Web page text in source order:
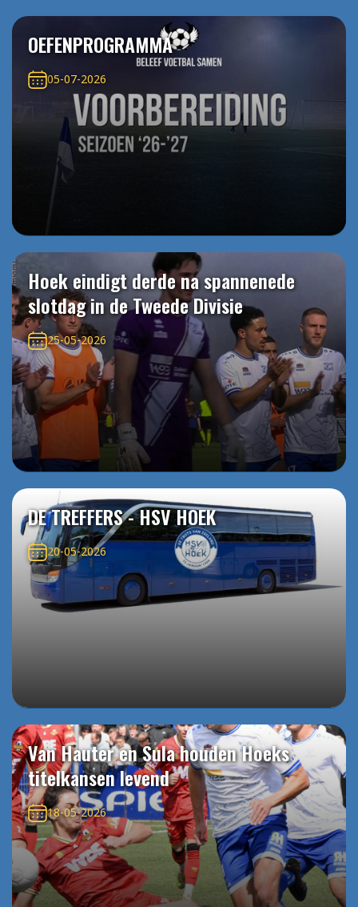
OEFENPROGRAMMA
05-07-2026
Hoek eindigt derde na spannenede
slotdag in de Tweede Divisie
25-05-2026
DE TREFFERS - HSV HOEK
20-05-2026
Van Hauter en Sula houden Hoeks
titelkansen levend
18-05-2026